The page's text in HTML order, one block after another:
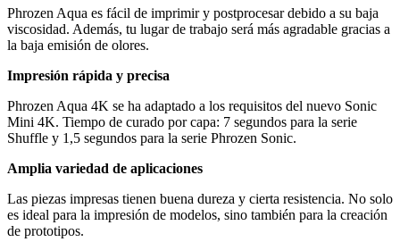
Phrozen Aqua es fácil de imprimir y postprocesar debido a su baja
viscosidad. Además, tu lugar de trabajo será más agradable gracias a
la baja emisión de olores.
Impresión rápida y precisa
Phrozen Aqua 4K se ha adaptado a los requisitos del nuevo Sonic
Mini 4K. Tiempo de curado por capa: 7 segundos para la serie
Shuffle y 1,5 segundos para la serie Phrozen Sonic.
Amplia variedad de aplicaciones
Las piezas impresas tienen buena dureza y cierta resistencia. No solo
es ideal para la impresión de modelos, sino también para la creación
de prototipos.